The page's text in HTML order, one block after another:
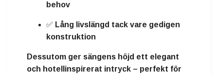
behov
✅ Lång livslängd tack vare gedigen
konstruktion
Dessutom ger sängens höjd ett elegant
och hotellinspirerat intryck – perfekt för